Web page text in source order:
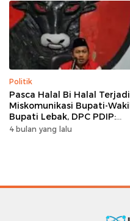
Politik
Pasca Halal Bi Halal Terjadi
Miskomunikasi Bupati-Wakil
Bupati Lebak, DPC PDIP:
Kami Tetap Solid dan Akan
4 bulan yang lalu